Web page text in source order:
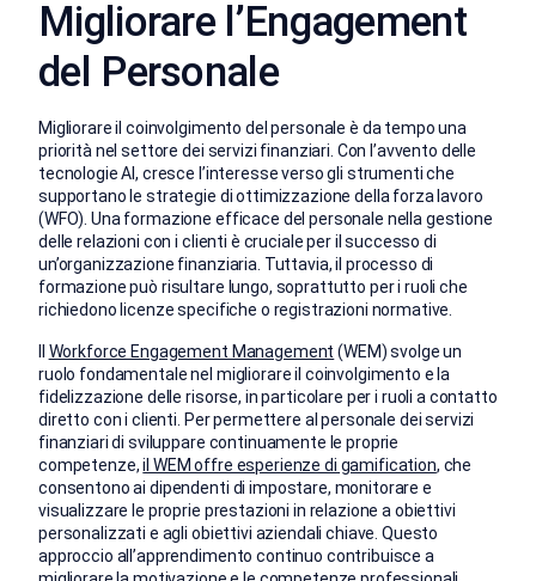
Migliorare l’Engagement
del Personale
Migliorare il coinvolgimento del personale è da tempo una
priorità nel settore dei servizi finanziari. Con l’avvento delle
tecnologie AI, cresce l’interesse verso gli strumenti che
supportano le strategie di ottimizzazione della forza lavoro
(WFO). Una formazione efficace del personale nella gestione
delle relazioni con i clienti è cruciale per il successo di
un’organizzazione finanziaria. Tuttavia, il processo di
formazione può risultare lungo, soprattutto per i ruoli che
richiedono licenze specifiche o registrazioni normative.
Workforce Engagement Management (WEM) svolge un
ruolo fondamentale nel migliorare il coinvolgimento e la
fidelizzazione delle risorse, in particolare per i ruoli a contatto
diretto con i clienti. Per permettere al personale dei servizi
finanziari di sviluppare continuamente le proprie
competenze,il WEM offre esperienze di gamification, che
consentono ai dipendenti di impostare, monitorare e
visualizzare le proprie prestazioni in relazione a obiettivi
personalizzati e agli obiettivi aziendali chiave. Questo
approccio all’apprendimento continuo contribuisce a